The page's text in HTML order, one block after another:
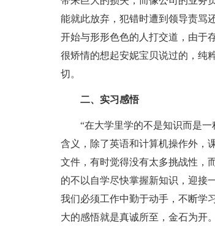
能就此放弃，犯错时遭到领导责骂
开始与形形色色的人打交道，由于
很矫情的想起安妮宝贝说过的，纯
切。
二、实习感悟
“在大学里学的不是知识而是一
含义，除了英语和计算机操作外，
文件，有时觉得没有太多挑战性，
的不以自学尽快掌握新知识，迎接
我们必须工作中勤于动手，不断学
大的感悟就是真诚所至，金石为开